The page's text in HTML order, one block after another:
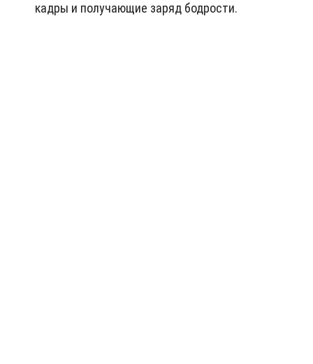
кадры и получающие заряд бодрости.